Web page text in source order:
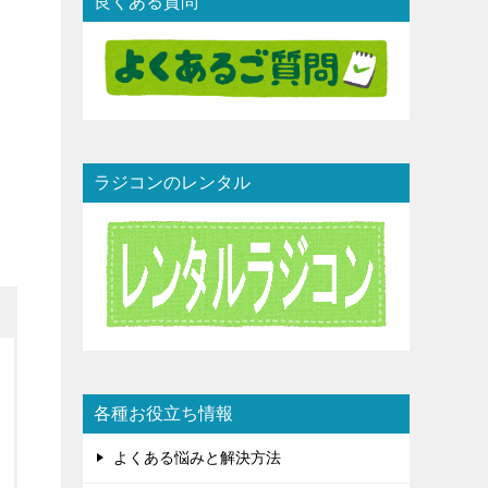
ラジコンのレンタル
各種お役立ち情報
よくある悩みと解決方法